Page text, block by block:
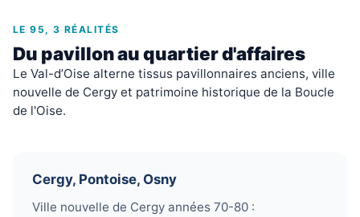
LE 95, 3 RÉALITÉS
Du pavillon au quartier d'affaires
Le Val-d’Oise alterne tissus pavillonnaires anciens, ville
nouvelle de Cergy et patrimoine historique de la Boucle
de l'Oise.
Cergy, Pontoise, Osny
Ville nouvelle de Cergy années 70-80 :